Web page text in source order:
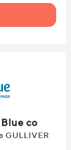
со
GULLIVER